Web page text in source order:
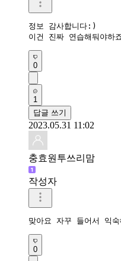
정보 감사합니다:)
이건 진짜 연습해둬야하
0
1
답글 쓰기
2023.05.31 11:02
충효원투쓰리맘
작성자
맞아요 자꾸 들어서 익
0